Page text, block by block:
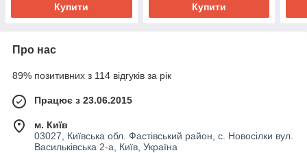
Купити Купити
Про нас
89% позитивних з 114 відгуків за рік
Працює з 23.06.2015
м. Київ
03027, Київська обл. Фастівський район, с. Новосілки вул.
Васильківська 2-а, Київ, Україна